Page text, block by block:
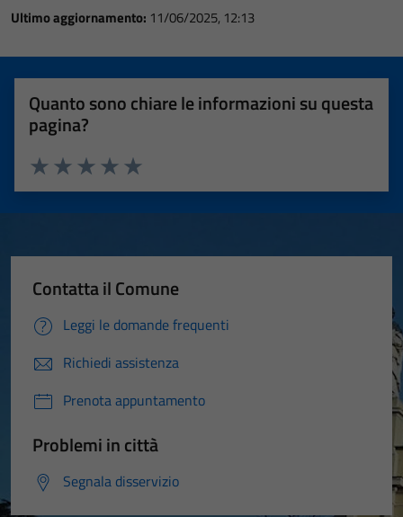
Ultimo aggiornamento: 11/06/2025, 12:13
Quanto sono chiare le informazioni su questa
pagina?
Valuta 5 stelle su 5
Valuta 4 stelle su 5
Valuta 3 stelle su 5
Valuta 2 stelle su 5
Valuta 1 stelle su 5
Contatta il Comune
Leggi le domande frequenti
Richiedi assistenza
Prenota appuntamento
Problemi in città
Segnala disservizio